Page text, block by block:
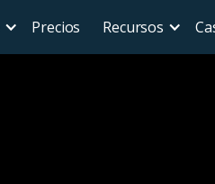
Precios Recursos